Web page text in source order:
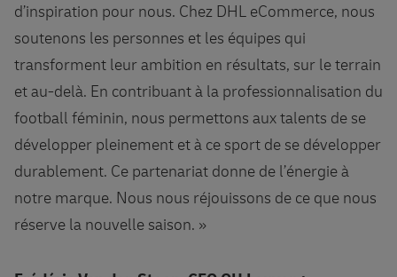
d’inspiration pour nous. Chez DHL eCommerce, nous
soutenons les personnes et les équipes qui
transforment leur ambition en résultats, sur le terrain
et au-delà. En contribuant à la professionnalisation du
football féminin, nous permettons aux talents de se
développer pleinement et à ce sport de se développer
durablement. Ce partenariat donne de l’énergie à
notre marque. Nous nous réjouissons de ce que nous
réserve la nouvelle saison. »